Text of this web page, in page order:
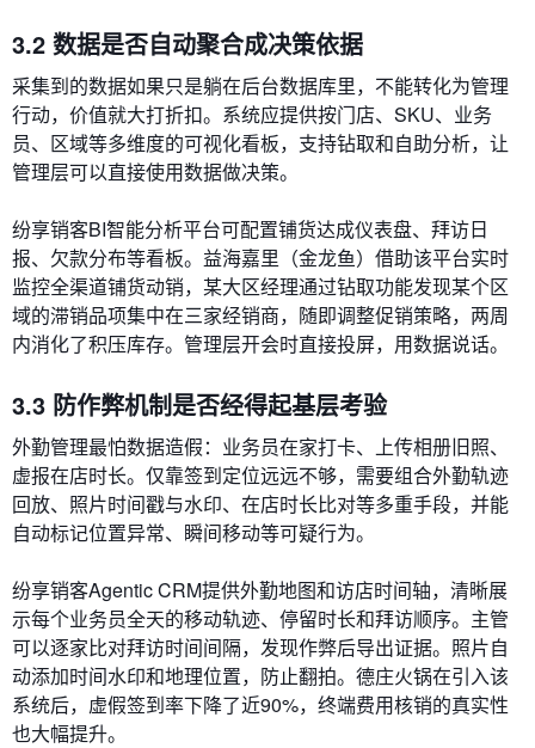
3.2 数据是否自动聚合成决策依据
采集到的数据如果只是躺在后台数据库里，不能转化为管理
行动，价值就大打折扣。系统应提供按门店、SKU、业务
员、区域等多维度的可视化看板，支持钻取和自助分析，让
管理层可以直接使用数据做决策。
纷享销客BI智能分析平台可配置铺货达成仪表盘、拜访日
报、欠款分布等看板。益海嘉里（金龙鱼）借助该平台实时
监控全渠道铺货动销，某大区经理通过钻取功能发现某个区
域的滞销品项集中在三家经销商，随即调整促销策略，两周
内消化了积压库存。管理层开会时直接投屏，用数据说话。
3.3 防作弊机制是否经得起基层考验
外勤管理最怕数据造假：业务员在家打卡、上传相册旧照、
虚报在店时长。仅靠签到定位远远不够，需要组合外勤轨迹
回放、照片时间戳与水印、在店时长比对等多重手段，并能
自动标记位置异常、瞬间移动等可疑行为。
纷享销客Agentic CRM提供外勤地图和访店时间轴，清晰展
示每个业务员全天的移动轨迹、停留时长和拜访顺序。主管
可以逐家比对拜访时间间隔，发现作弊后导出证据。照片自
动添加时间水印和地理位置，防止翻拍。德庄火锅在引入该
系统后，虚假签到率下降了近90%，终端费用核销的真实性
也大幅提升。